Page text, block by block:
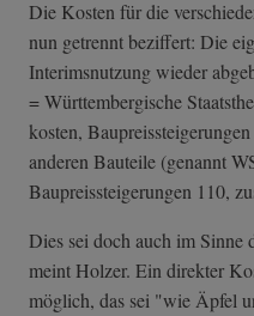
Die Kosten für die
nun getrennt beziffert: Die
Interimsnutzung wieder
= Württembergische
kosten,
anderen Bauteile (genannt
Baupreissteigerungen 110,
Dies sei doch auch im
meint Holzer. Ein direkter
möglich, das sei "wie Äpfel